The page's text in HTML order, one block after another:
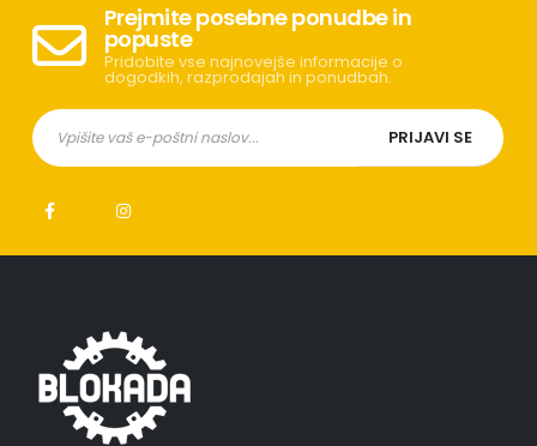
Prejmite posebne ponudbe in
popuste
Pridobite vse najnovejše informacije o
dogodkih, razprodajah in ponudbah.